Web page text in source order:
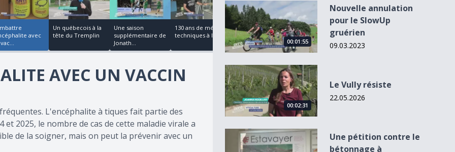
avec
Un québecois à la
tête du Tremplin
Une saison
supplémentaire de
Jonath...
130 ans de métiers
techniques à l'E...
Fabrication de la
13ième cuvée de
l...
AVEC UN VACCIN
L'encéphalite à tiques fait partie des
2025, le nombre de cas de cette maladie virale a
de la soigner, mais on peut la prévenir avec un
Nouvelle annulation pour le SlowUp gruérien
00:01:55
Nouvelle annulation
pour le SlowUp
gruérien
09.03.2023
Le Vully résiste
00:02:31
Le Vully résiste
22.05.2026
Une pétition contre le bétonnage à Estavayer-le-Lac
Une pétition contre le
bétonnage à